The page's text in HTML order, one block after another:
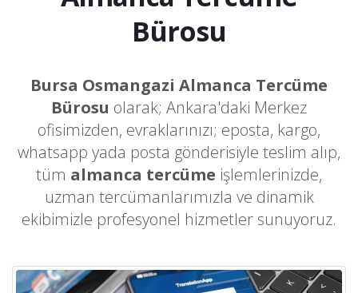
Bürosu
Bursa Osmangazi Almanca Tercüme
Bürosu olarak; Ankara'daki Merkez
ofisimizden, evraklarınızı; eposta, kargo,
whatsapp yada posta gönderisiyle teslim alıp,
tüm almanca tercüme işlemlerinizde,
uzman tercümanlarımızla ve dinamik
ekibimizle profesyonel hizmetler sunuyoruz.